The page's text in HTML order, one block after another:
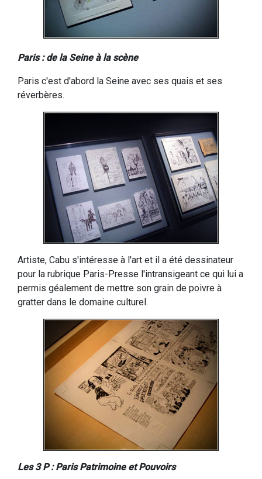
Paris : de la Seine à la scène
Paris c'est d'abord la Seine avec ses quais et ses
réverbères.
Artiste, Cabu s'intéresse à l'art et il a été dessinateur
pour la rubrique Paris-Presse l'intransigeant ce qui lui a
permis géalement de mettre son grain de poivre à
gratter dans le domaine culturel.
Les 3 P : Paris Patrimoine et Pouvoirs